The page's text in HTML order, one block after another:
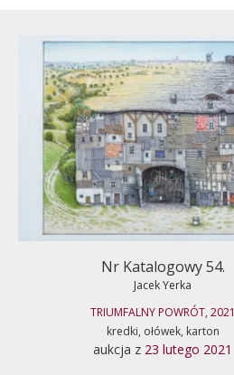
Nr Katalogowy 54.
Jacek Yerka
TRIUMFALNY POWRÓT, 2021
kredki, ołówek, karton
aukcja z 23 lutego 2021